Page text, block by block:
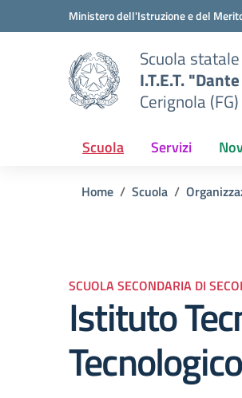
Vai ai contenuti
Vai al menu di navigazioneMinistero dell'Istruzione e del
Scuola
I.T.E.T.
Cerignola (FG)
Scuola Servizi
Home Scuola
SCUOLA SECONDARIA DI
Istituto